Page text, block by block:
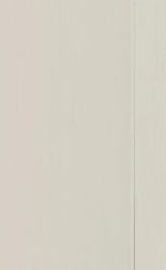
замок